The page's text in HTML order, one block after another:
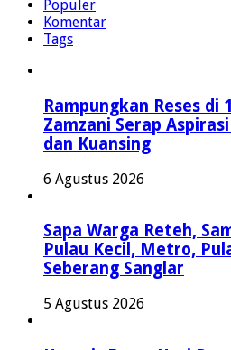
Populer
Komentar
Tags
Rampungkan Reses di
Zamzani Serap
dan Kuansing
6 Agustus 2026
Sapa Warga Reteh,
Pulau Kecil, Metro,
Seberang Sanglar
5 Agustus 2026